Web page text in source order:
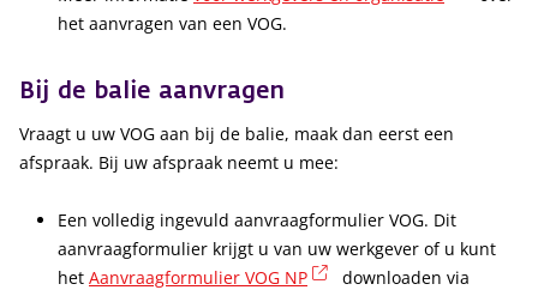
het aanvragen van een VOG.
Bij de balie aanvragen
Vraagt u uw VOG aan bij de balie, maak dan eerst een
afspraak. Bij uw afspraak neemt u mee:
Een volledig ingevuld aanvraagformulier VOG. Dit
aanvraagformulier krijgt u van uw werkgever of u kunt
het Aanvraagformulier VOG NP (externe link)
downloaden via